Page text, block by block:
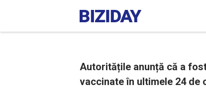
Autoritățile anunță că a
vaccinate în ultimele 24 de